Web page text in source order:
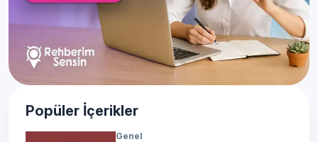
Popüler İçerikler
Genel